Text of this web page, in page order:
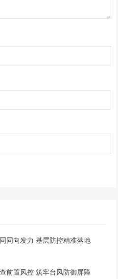
同向发力 基层防控精准落地
前置风控 筑牢台风防御屏障